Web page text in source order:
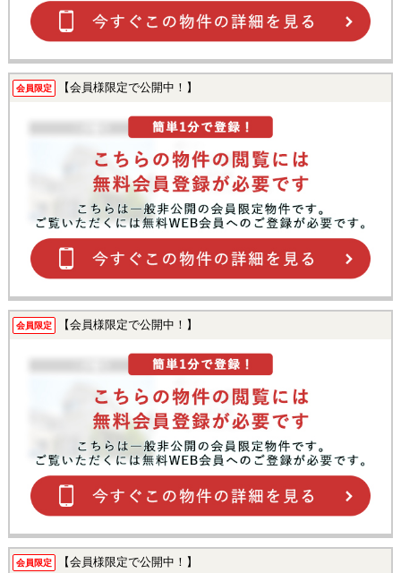
会員限定 【会員様限定で公開中！】
会員限定 【会員様限定で公開中！】
会員限定 【会員様限定で公開中！】